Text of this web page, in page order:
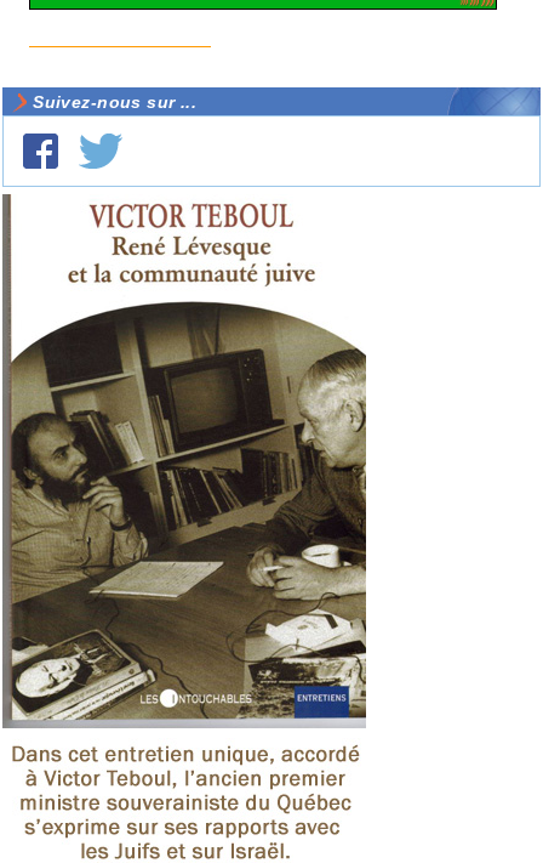
Suivez-nous sur ...